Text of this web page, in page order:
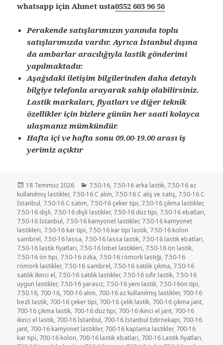
whatsapp için Ahmet usta0552 603 96 56
Perakende satışlarımızın yanında toplu
satışlarımızda vardır. Ayrıca İstanbul dışına
da ambarlar aracılığıyla lastik gönderimi
yapılmaktadır.
Aşağıdaki iletişim bilgilerinden daha detaylı
bilgiye telefonla arayarak sahip olabilirsiniz.
Lastik markaları, fiyatları ve diğer teknik
özellikler için bizlere günün her saati kolayca
ulaşmanız mümkündür.
Hafta içi ve hafta sonu 09.00-19.00 arası iş
yerimiz açıktır
Yayın
tarihi
18 Temmuz 2026 Kategoriler
7.50-16, 7.50-16 arka lastik, 7.50-16 az
kullanılmış lastikler, 7.50-16 C alım, 7.50-16 C alış ve satış, 7.50-16 C
İstanbul, 7.50-16 C satım, 7.50-16 çeker tipi, 7.50-16 çıkma lastikler,
7.50-16 dişli, 7.50-16 dişli lastikler, 7.50-16 düz tipi, 7.50-16 ebatları,
7.50-16 İstanbul, 7.50-16 kamyonet lastikler, 7.50-16 kamyonet
lastikleri, 7.50-16 kar tipi, 7.50-16 kar tipi lastik, 7.50-16 kolon
sambrel, 7.50-16 lassa, 7.50-16 lassa lastik, 7.50-16 lastik ebatları,
7.50-16 lastik fiyatları, 7.50-16 lobet lastikleri, 7.50-16 ön lastik,
7.50-16 ön tipi, 7.50-16 özka, 7.50-16 römork lastiği, 7.50-16
römork lastikler, 7.50-16 sambrel, 7.50-16 satılık çıkma, 7.50-16
satılık ikinci el, 7.50-16 satılık lastikler, 7.50-16 sıfır lastik, 7.50-16
uygun lastikler, 7.50-16 yarasız, 7.50-16 yeni lastik, 7.50-16ön tipi,
7.50.16, 700-16, 700-16 alım, 700-16 az kullanılmış lastikler, 700-16
bezli lastik, 700-16 çeker tipi, 700-16 çelik lastik, 700-16 çıkma jant,
700-16 çıkma lastik, 700-16 düz tipi, 700-16 ikinci el jant, 700-16
ikinci el lastik, 700-16 İstanbul, 700-16 İstanbul Edirnekapi, 700-16
jant, 700-16 kamyonet lastikler, 700-16 kaplama lastikler, 700-16
kar tipi, 700-16 kolon, 700-16 lastik ebatları, 700-16 Lastik fiyatları,